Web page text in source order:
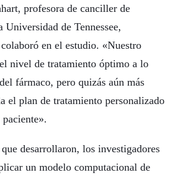
profesora de canciller de
Universidad de Tennessee,
​​en el estudio. «Nuestro
nivel de tratamiento óptimo a lo
fármaco, pero quizás aún más
el plan de tratamiento personalizado
desarrollaron, los investigadores
un modelo computacional de